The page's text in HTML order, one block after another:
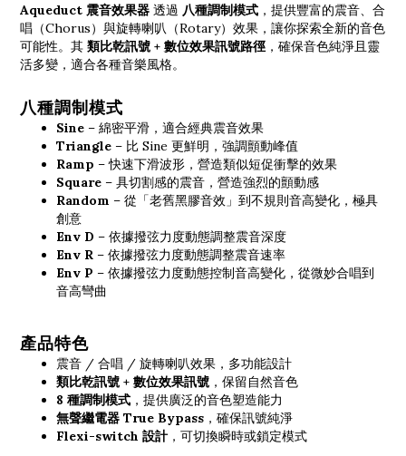
Aqueduct 震音效果器 透過 八種調制模式 ，提供豐富的震音、合
唱（Chorus）與旋轉喇叭（Rotary）效果，讓你探索全新的音色
可能性。其 類比乾訊號 + 數位效果訊號路徑 ，確保音色純淨且靈
活多變，適合各種音樂風格。
八種調制模式
Sine – 綿密平滑，適合經典震音效果
Triangle – 比 Sine 更鮮明，強調顫動峰值
Ramp – 快速下滑波形，營造類似短促衝擊的效果
Square – 具切割感的震音，營造強烈的顫動感
Random – 從「老舊黑膠音效」到不規則音高變化，極具
創意
Env D – 依據撥弦力度動態調整震音深度
Env R – 依據撥弦力度動態調整震音速率
Env P – 依據撥弦力度動態控制音高變化，從微妙合唱到
音高彎曲
產品特色
震音 / 合唱 / 旋轉喇叭效果，多功能設計
類比乾訊號 + 數位效果訊號 ，保留自然音色
8 種調制模式 ，提供廣泛的音色塑造能力
無聲繼電器 True Bypass ，確保訊號純淨
Flexi-switch 設計，可切換瞬時或鎖定模式